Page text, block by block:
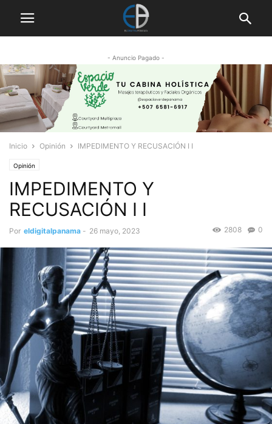
- Anuncio Pagado -
Inicio Opinión IMPEDIMENTO Y RECUSACIÓN I I
Opinión
IMPEDIMENTO Y
RECUSACIÓN I I
Por eldigitalpanama - 26 mayo, 2023 0
2808